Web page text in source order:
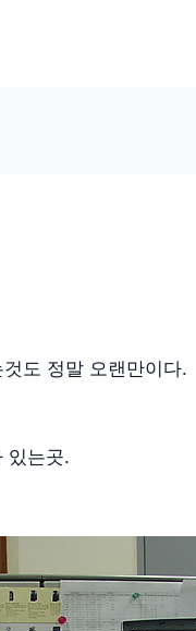
도 정말 오랜만이다.
있는곳.